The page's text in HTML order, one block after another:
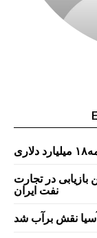
در تجارت
نفت ایران
نقش برآب شد